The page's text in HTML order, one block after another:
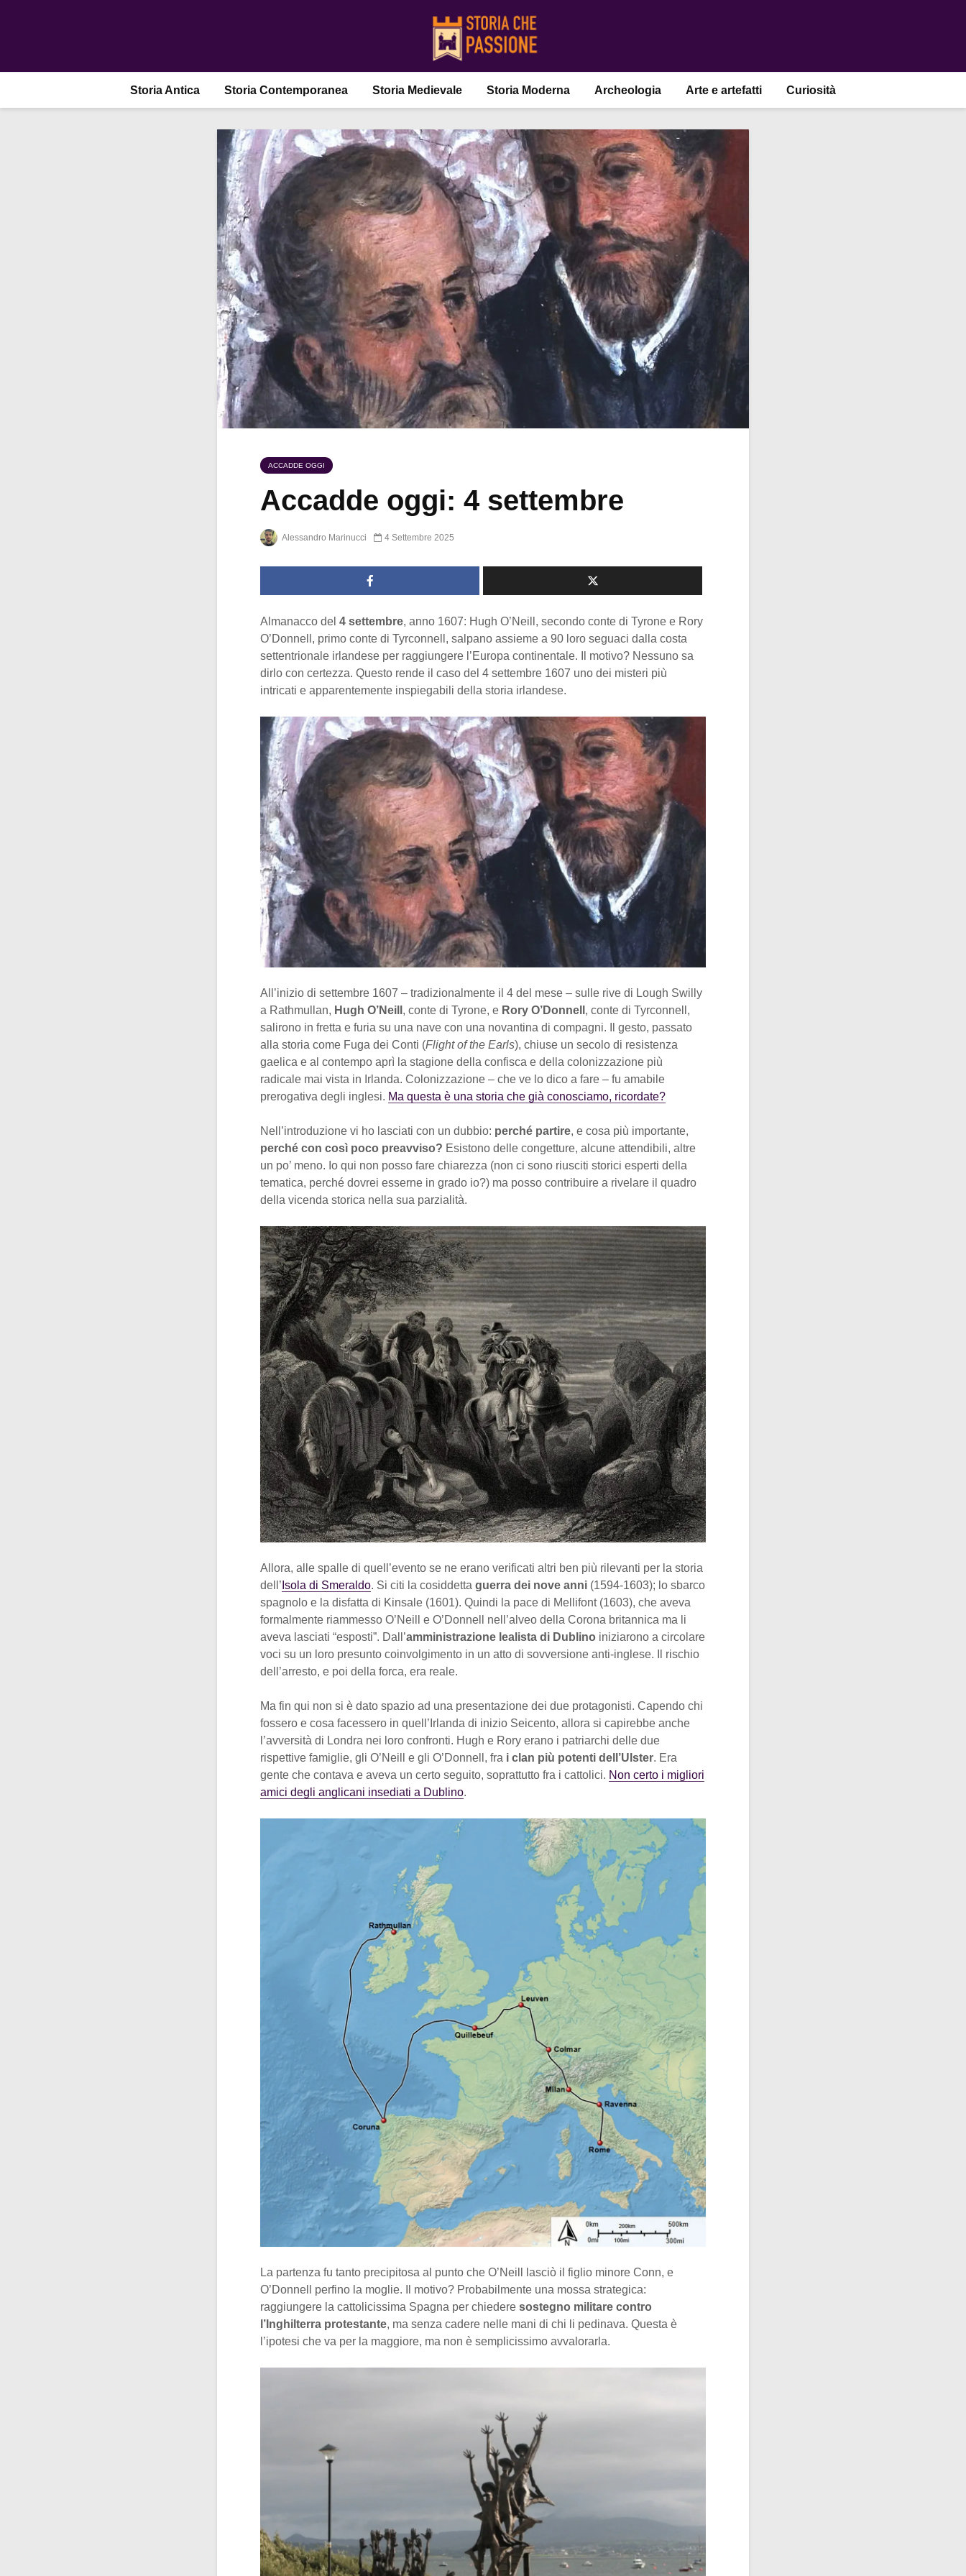
Storia Antica Storia Contemporanea Storia Medievale Storia Moderna Archeologia Arte e artefatti Curiosità
ACCADDE OGGI
Accadde oggi: 4 settembre
Alessandro Marinucci 4 Settembre 2025
Almanacco del 4 settembre, anno 1607: Hugh O’Neill, secondo conte di Tyrone e Rory
O’Donnell, primo conte di Tyrconnell, salpano assieme a 90 loro seguaci dalla costa
settentrionale irlandese per raggiungere l’Europa continentale. Il motivo? Nessuno sa
dirlo con certezza. Questo rende il caso del 4 settembre 1607 uno dei misteri più
intricati e apparentemente inspiegabili della storia irlandese.
All’inizio di settembre 1607 – tradizionalmente il 4 del mese – sulle rive di Lough Swilly
a Rathmullan, Hugh O’Neill , conte di Tyrone, e Rory O’Donnell , conte di Tyrconnell,
salirono in fretta e furia su una nave con una novantina di compagni. Il gesto, passato
alla storia come Fuga dei Conti (Flight of the Earls), chiuse un secolo di resistenza
gaelica e al contempo aprì la stagione della confisca e della colonizzazione più
radicale mai vista in Irlanda. Colonizzazione – che ve lo dico a fare – fu amabile
prerogativa degli inglesi. Ma questa è una storia che già conosciamo, ricordate?
Nell’introduzione vi ho lasciati con un dubbio: perché partire, e cosa più importante,
perché con così poco preavviso? Esistono delle congetture, alcune attendibili, altre
un po’ meno. Io qui non posso fare chiarezza (non ci sono riusciti storici esperti della
tematica, perché dovrei esserne in grado io?) ma posso contribuire a rivelare il quadro
della vicenda storica nella sua parzialità.
Allora, alle spalle di quell’evento se ne erano verificati altri ben più rilevanti per la storia
dell’ Isola di Smeraldo. Si citi la cosiddetta guerra dei nove anni (1594-1603); lo sbarco
spagnolo e la disfatta di Kinsale (1601). Quindi la pace di Mellifont (1603), che aveva
formalmente riammesso O’Neill e O’Donnell nell’alveo della Corona britannica ma li
aveva lasciati “esposti”. Dall’amministrazione lealista di Dublino iniziarono a circolare
voci su un loro presunto coinvolgimento in un atto di sovversione anti-inglese. Il rischio
dell’arresto, e poi della forca, era reale.
Ma fin qui non si è dato spazio ad una presentazione dei due protagonisti. Capendo chi
fossero e cosa facessero in quell’Irlanda di inizio Seicento, allora si capirebbe anche
l’avversità di Londra nei loro confronti. Hugh e Rory erano i patriarchi delle due
rispettive famiglie, gli O’Neill e gli O’Donnell, fra i clan più potenti dell’Ulster. Era
gente che contava e aveva un certo seguito, soprattutto fra i cattolici. Non certo i migliori
amici degli anglicani insediati a Dublino.
La partenza fu tanto precipitosa al punto che O’Neill lasciò il figlio minore Conn, e
O’Donnell perfino la moglie. Il motivo? Probabilmente una mossa strategica:
raggiungere la cattolicissima Spagna per chiedere sostegno militare contro
l’Inghilterra protestante, ma senza cadere nelle mani di chi li pedinava. Questa è
l’ipotesi che va per la maggiore, ma non è semplicissimo avvalorarla.